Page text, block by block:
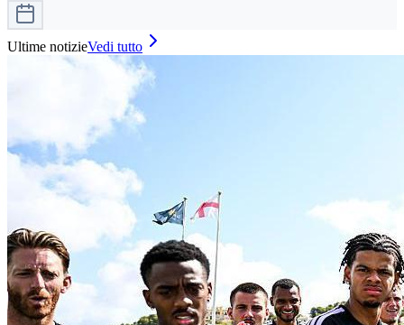
Ultime notizieVedi tutto